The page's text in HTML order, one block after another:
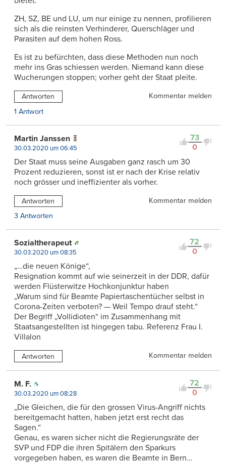
ZH, SZ, BE und LU, um nur einige zu nennen, profilieren
sich als die reinsten Verhinderer, Querschläger und
Parasiten auf dem hohen Ross.
Es ist zu befürchten, dass diese Methoden nun noch
mehr ins Gras schiessen werden. Niemand kann diese
Wucherungen stoppen; vorher geht der Staat pleite.
Antworten
Kommentar melden
1 Antwort
73
0
Martin Janssen
30.03.2020 um 06:45
Der Staat muss seine Ausgaben ganz rasch um 30
Prozent reduzieren, sonst ist er nach der Krise relativ
noch grösser und ineffizienter als vorher.
Antworten
Kommentar melden
3 Antworten
72
0
Sozialtherapeut
30.03.2020 um 08:35
„…die neuen Könige“,
Resignation kommt auf wie seinerzeit in der DDR, dafür
werden Flüsterwitze Hochkonjunktur haben
„Warum sind für Beamte Papiertaschentücher selbst in
Corona-Zeiten verboten? — Weil Tempo drauf steht.“
Der Begriff „Vollidioten“ im Zusammenhang mit
Staatsangestellten ist hingegen tabu. Referenz Frau I.
Villalon
Antworten Kommentar melden
72
0
M. F.
30.03.2020 um 08:28
„Die Gleichen, die für den grossen Virus-Angriff nichts
bereitgemacht hatten, haben jetzt erst recht das
Sagen.“
Genau, es waren sicher nicht die Regierungsräte der
SVP und FDP die ihren Spitälern den Sparkurs
vorgegeben haben, es waren die Beamte in Bern…